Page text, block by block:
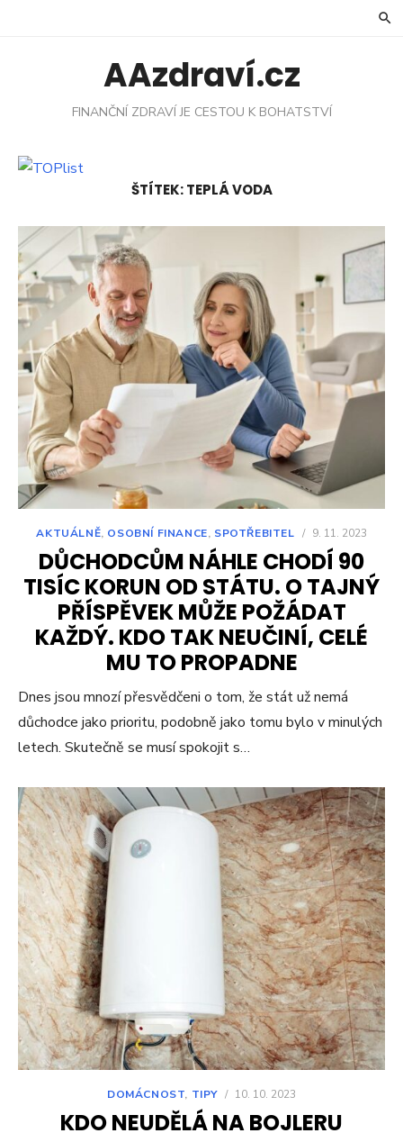
AAzdraví.cz
FINANČNÍ ZDRAVÍ JE CESTOU K BOHATSTVÍ
ŠTÍTEK:TEPLÁ VODA
AKTUÁLNĚ, OSOBNÍ FINANCE, SPOTŘEBITEL / 9. 11. 2023
DŮCHODCŮM NÁHLE CHODÍ 90
TISÍC KORUN OD STÁTU. O TAJNÝ
PŘÍSPĚVEK MŮŽE POŽÁDAT
KAŽDÝ. KDO TAK NEUČINÍ, CELÉ
MU TO PROPADNE
Dnes jsou mnozí přesvědčeni o tom, že stát už nemá
důchodce jako prioritu, podobně jako tomu bylo v minulých
letech. Skutečně se musí spokojit s…
DOMÁCNOST, TIPY / 10. 10. 2023
KDO NEUDĚLÁ NA BOJLERU